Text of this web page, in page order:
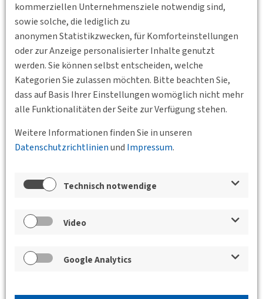
kommerziellen Unternehmensziele notwendig sind,
sowie solche, die lediglich zu
anonymen Statistikzwecken, für Komforteinstellungen
oder zur Anzeige personalisierter Inhalte genutzt
werden. Sie können selbst entscheiden, welche
Kategorien Sie zulassen möchten. Bitte beachten Sie,
dass auf Basis Ihrer Einstellungen womöglich nicht mehr
alle Funktionalitäten der Seite zur Verfügung stehen.
Weitere Informationen finden Sie in unseren
Datenschutzrichtlinienund Impressum.
Technisch notwendige
Video
Google Analytics
Wir würden uns über Ihr Interesse sowie Ihre Teilnahme
freuen und bitten um Anmeldung
unter veranstaltung@dvwg-rheinland.de.
Standort